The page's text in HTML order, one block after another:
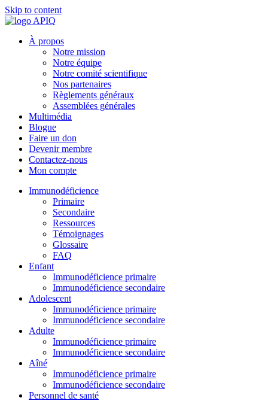
Skip to content
À propos
Notre mission
Notre équipe
Notre comité scientifique
Nos partenaires
Règlements généraux
Assemblées générales
Multimédia
Blogue
Faire un don
Devenir membre
Contactez-nous
Mon compte
Immunodéficience
Primaire
Secondaire
Ressources
Témoignages
Glossaire
FAQ
Enfant
Immunodéficience primaire
Immunodéficience secondaire
Adolescent
Immunodéficience primaire
Immunodéficience secondaire
Adulte
Immunodéficience primaire
Immunodéficience secondaire
Aîné
Immunodéficience primaire
Immunodéficience secondaire
Personnel de santé